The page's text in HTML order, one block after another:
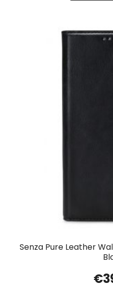
Senza Pure Leather
€